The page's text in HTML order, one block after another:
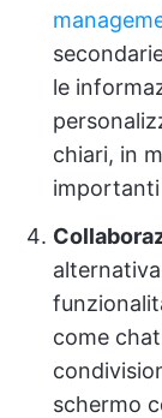
le
chiari, in
come
schermo